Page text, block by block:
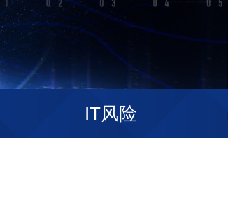
IT风险